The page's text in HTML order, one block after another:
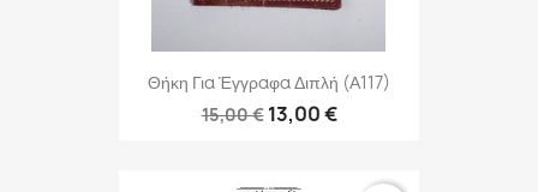
Θήκη Για Έγγραφα Διπλή (Α117)
15,00 € 13,00 €